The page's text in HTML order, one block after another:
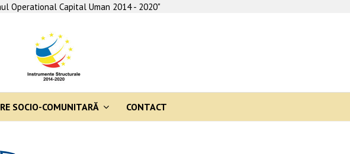
Operational Capital Uman 2014 - 2020"
SOCIO-COMUNITARĂ CONTACT